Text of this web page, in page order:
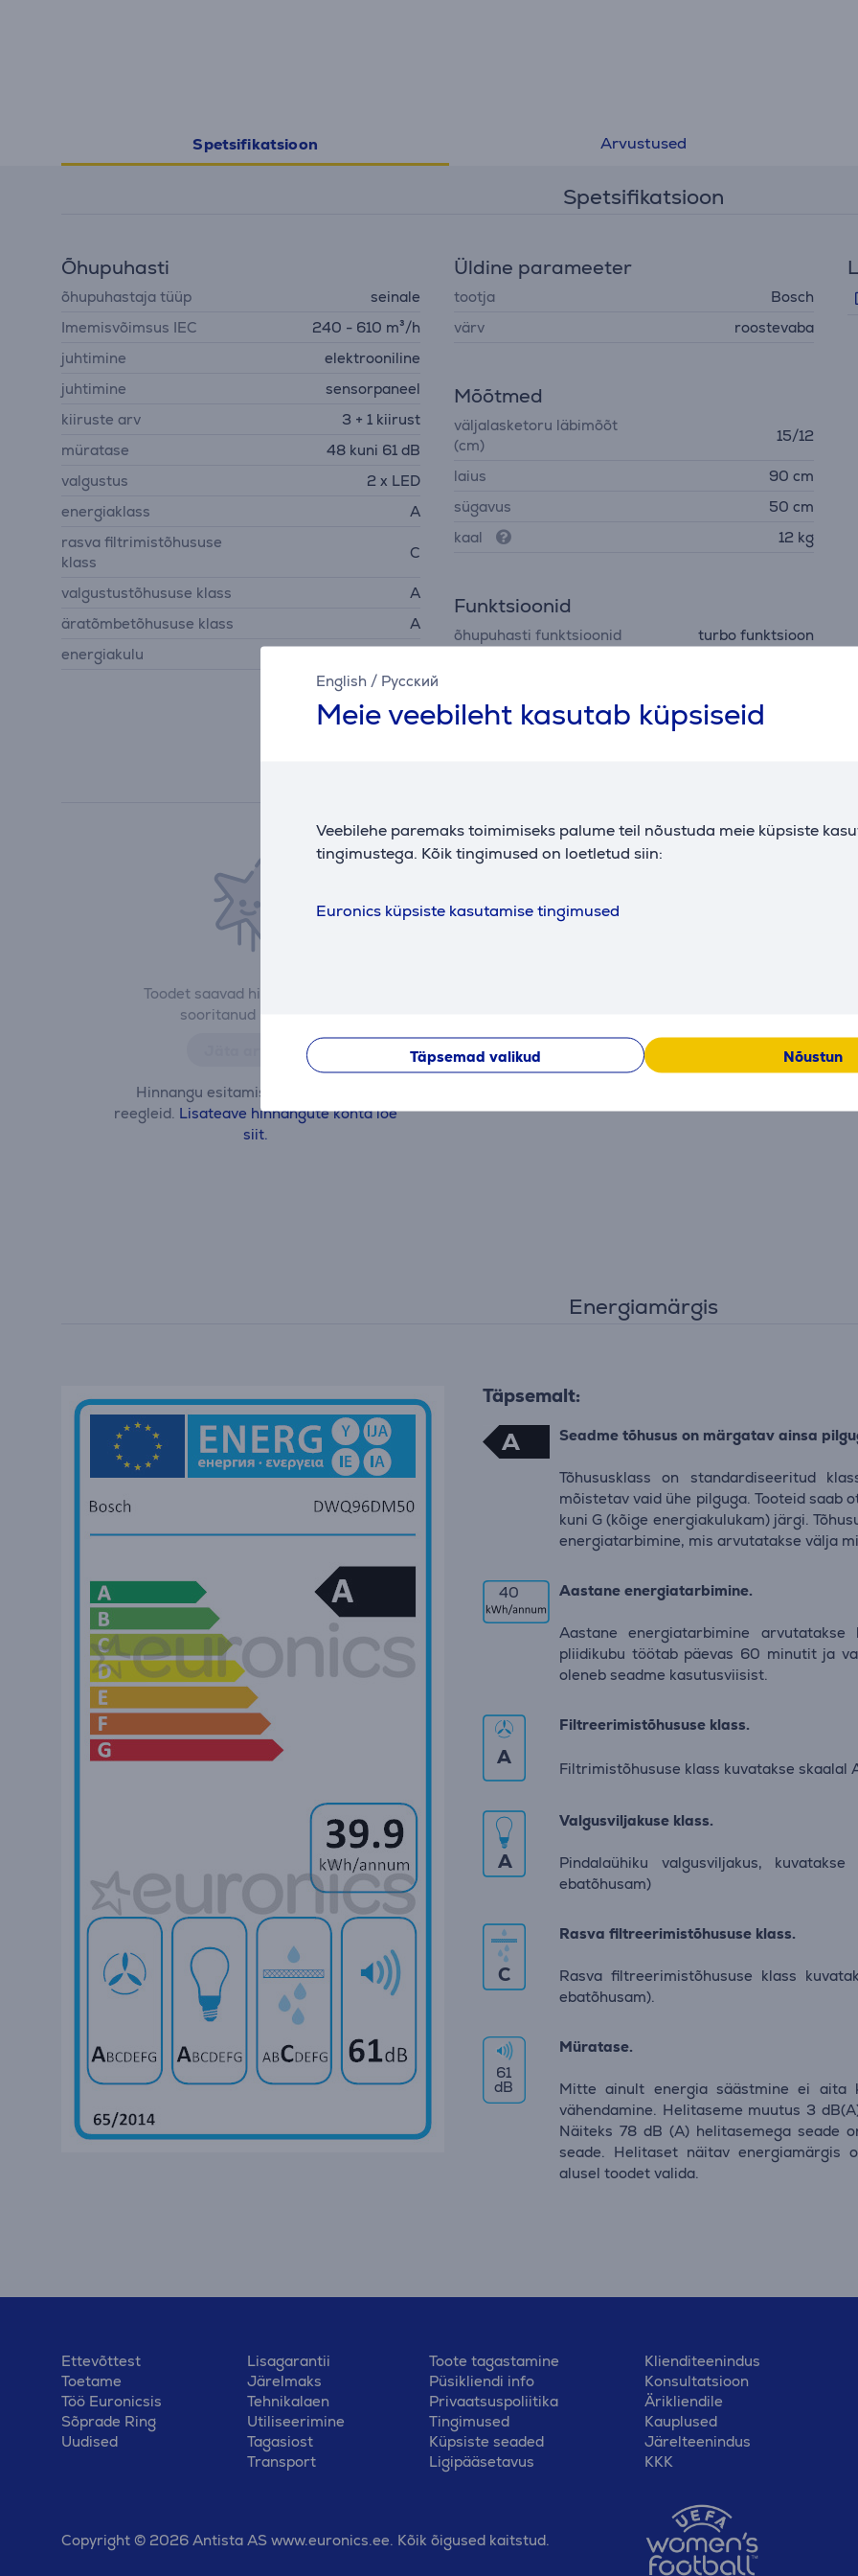
English / Русский
Meie veebileht kasutab küpsiseid
Veebilehe paremaks toimimiseks palume teil nõustuda meie küpsiste
tingimustega. Kõik tingimused on loetletud siin:
Euronics küpsiste kasutamise tingimused
Täpsemad valikud Nõustun
Spetsifikatsioon Arvustused
Spetsifikatsioon
Õhupuhasti
õhupuhastaja tüüp
seinale
Imemisvõimsus IEC
240 - 610 m³/h
juhtimine
elektrooniline
juhtimine
sensorpaneel
kiiruste arv
3 + 1 kiirust
müratase
48 kuni 61 dB
valgustus
2 x LED
energiaklass
A
rasva filtrimistõhususe
klass
C
valgustustõhususe klass
A
äratõmbetõhususe klass
A
energiakulu
Üldine parameeter
tootja
Bosch
värv
roostevaba
Mõõtmed
väljalasketoru läbimõõt
(cm)
15/12
laius
90 cm
sügavus
50 cm
kaal
12 kg
Funktsioonid
õhupuhasti funktsioonid turbo funktsioon
Toodet saavad hinnata vaid ostu
sooritanud kasutajad.
Jäta arvustus
Hinnangu esitamisel jälgi hea tava
reegleid. Lisateave hinnangute kohta loe
siit.
Peale ostu sooritamist avaneb võimalus anda enda
Energiamärgis
Täpsemalt:
A Seadme tõhusus on märgatav ainsa
Tõhususklass on standardiseeritud
mõistetav vaid ühe pilguga. Tooteid saab
kuni G (kõige energiakulukam) järgi.
energiatarbimine, mis arvutatakse välja
40 Aastane energiatarbimine.
Aastane energiatarbimine
pliidikubu töötab päevas 60 minutit ja
oleneb seadme kasutusviisist.
A
Filtreerimistõhususe klass.
Filtrimistõhususe klass kuvatakse skaalal
A
Valgusviljakuse klass.
Pindalaühiku valgusviljakus,
ebatõhusam)
C
Rasva filtreerimistõhususe klass.
Rasva filtreerimistõhususe klass
ebatõhusam).
61
dB
Müratase.
Mitte ainult energia säästmine ei aita
vähendamine. Helitaseme muutus 3
Näiteks 78 dB (A) helitasemega seade
seade. Helitaset näitav energiamärgis
alusel toodet valida.
Ettevõttest
Toetame
Töö Euronicsis
Sõprade Ring
Uudised
Lisagarantii
Järelmaks
Tehnikalaen
Utiliseerimine
Tagasiost
Transport
Toote tagastamine
Püsikliendi info
Privaatsuspoliitika
Tingimused
Küpsiste seaded
Ligipääsetavus
Klienditeenindus
Konsultatsioon
Ärikliendile
Kauplused
Järelteenindus
KKK
Copyright © 2026 Antista AS www.euronics.ee. Kõik õigused kaitstud.